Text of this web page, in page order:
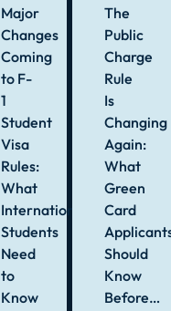
Major
Changes
Coming
to F-
1
Student
Visa
Rules:
What
International
Students
Need
to
Know
The
Public
Charge
Rule
Is
Changing
Again:
What
Green
Card
Should
Know
Before…